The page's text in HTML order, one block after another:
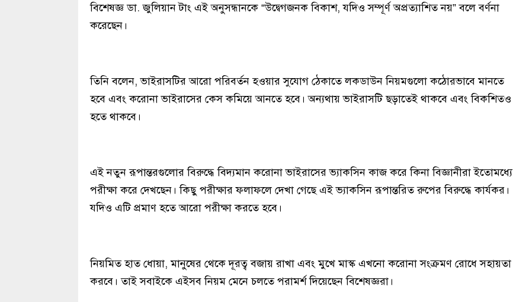
বিশেষজ্ঞ ডা. জুলিয়ান টাং এই অনুসন্ধানকে “উদ্বেগজনক বিকাশ, যদিও সম্পূর্ণ অপ্রত্যাশিত নয়” বলে বর্ণনা
করেছেন।
তিনি বলেন, ভাইরাসটির আরো পরিবর্তন হওয়ার সুযোগ ঠেকাতে লকডাউন নিয়মগুলো কঠোরভাবে মানতে
হবে এবং করোনা ভাইরাসের কেস কমিয়ে আনতে হবে। অন্যথায় ভাইরাসটি ছড়াতেই থাকবে এবং বিকশিতও
হতে থাকবে।
এই নতুন রূপান্তরগুলোর বিরুদ্ধে বিদ্যমান করোনা ভাইরাসের ভ্যাকসিন কাজ করে কিনা বিজ্ঞানীরা ইতোমধ্যে
পরীক্ষা করে দেখছেন। কিছু পরীক্ষার ফলাফলে দেখা গেছে এই ভ্যাকসিন রূপান্তরিত রুপের বিরুদ্ধে কার্যকর।
যদিও এটি প্রমাণ হতে আরো পরীক্ষা করতে হবে।
নিয়মিত হাত ধোয়া, মানুষের থেকে দূরত্ব বজায় রাখা এবং মুখে মাস্ক এখনো করোনা সংক্রমণ রোধে সহায়তা
করবে। তাই সবাইকে এইসব নিয়ম মেনে চলতে পরামর্শ দিয়েছেন বিশেষজ্ঞরা।